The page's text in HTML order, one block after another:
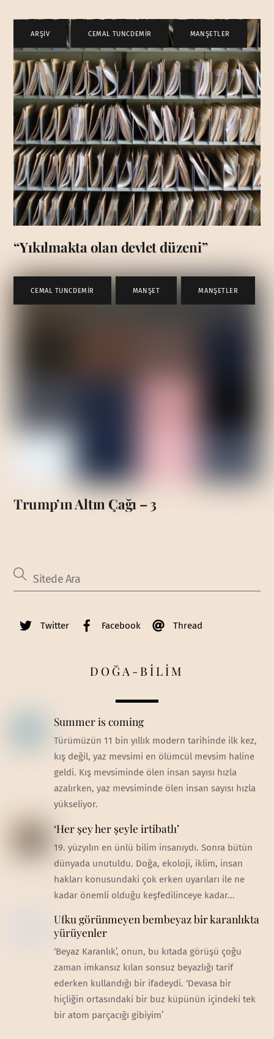
ARŞİV CEMAL TUNCDEMİR , MANŞETLER
“Yıkılmakta olan devlet düzeni”
CEMAL TUNCDEMİR MANŞET MANŞETLER
Trump’ın Altın Çağı – 3
Twitter Facebook Thread
DOĞA-BİLİM
Summer is coming
Türümüzün 11 bin yıllık modern tarihinde ilk kez,
kış değil, yaz mevsimi en ölümcül mevsim haline
geldi. Kış mevsiminde ölen insan sayısı hızla
azalırken, yaz mevsiminde ölen insan sayısı hızla
yükseliyor.
‘Her şey her şeyle irtibatlı’
19. yüzyılın en ünlü bilim insanıydı. Sonra bütün
dünyada unutuldu. Doğa, ekoloji, iklim, insan
hakları konusundaki çok erken uyarıları ile ne
kadar önemli olduğu keşfedilinceye kadar...
Ufku görünmeyen bembeyaz bir karanlıkta
yürüyenler
‘Beyaz Karanlık’, onun, bu kıtada görüşü çoğu
zaman imkansız kılan sonsuz beyazlığı tarif
ederken kullandığı bir ifadeydi. ‘Devasa bir
hiçliğin ortasındaki bir buz küpünün içindeki tek
bir atom parçacığı gibiyim’